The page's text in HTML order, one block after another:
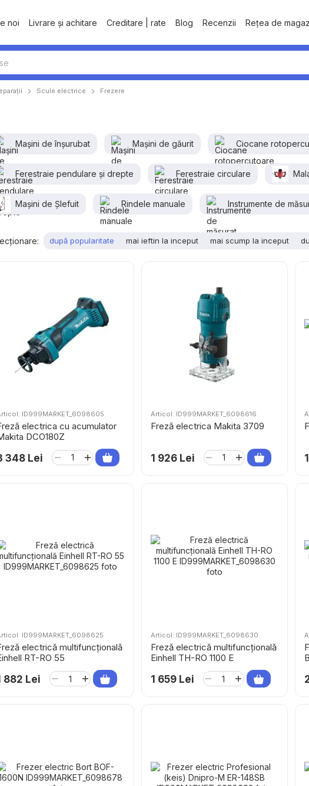
noi
Livrare și achitare Creditare | rate Blog Recenzii Rețea de
Scule electrice Frezere
Mașini de înșurubat Mașini de găurit Ciocane
Ferestraie pendulare și drepte Ferestraie сirculare
Mașini de Șlefuit Rindele manuale Instrumente de
după popularitate mai ieftin la inceput mai scump la inceput
ID999MARKET_6098605
electrica cu acumulator
DCO180Z
348 Lei
Articol: ID999MARKET_6098616
Freză electrica Makita 3709
1 926 Lei
ID999MARKET_6098625
electrică multifuncțională
RT-RO 55
882 Lei
Articol: ID999MARKET_6098630
Freză electrică multifuncțională
Einhell TH-RO 1100 E
1 659 Lei